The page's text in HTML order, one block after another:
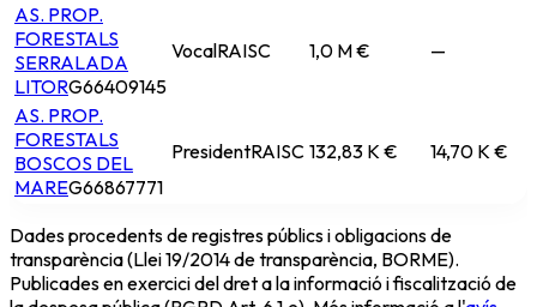
AS. PROP.
FORESTALS
SERRALADA
LITORG66409145
VocalRAISC 1,0 M € —
AS. PROP.
FORESTALS
BOSCOS DEL
MAREG66867771
PresidentRAISC 132,83 K € 14,70 K €
Dades procedents de registres públics i obligacions de
transparència (Llei 19/2014 de transparència, BORME).
Publicades en exercici del dret a la informació i fiscalització de